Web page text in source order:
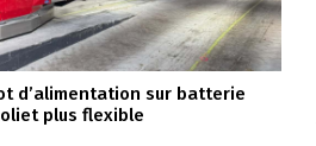
d’alimentation sur batterie
plus flexible